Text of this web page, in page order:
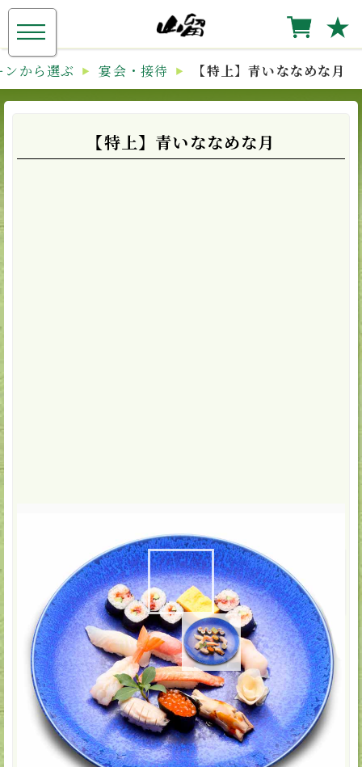
★
から選ぶ 宴会・接待 【特上】青いななめな月
【特上】青いななめな月
3,300円(税込)
★お気に入り
取扱店
銀鱗山留 すしの山留 旬彩山留
≡